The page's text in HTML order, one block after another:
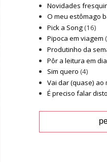
Novidades
O meu estômago
Pick a Song(16)
Pipoca em viagem
Produtinho da
Pôr a leitura em dia
Sim quero (4)
Vai dar (quase) ao
É preciso falar disto